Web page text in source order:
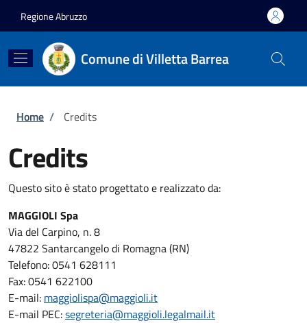
Regione Abruzzo
Comune di Villetta Barrea
Briciole di pane
Home / Credits
Credits
Questo sito è stato progettato e realizzato da:
MAGGIOLI Spa
Via del Carpino, n. 8
47822 Santarcangelo di Romagna (RN)
Telefono: 0541 628111
Fax: 0541 622100
E-mail: maggiolispa@maggioli.it
E-mail PEC:segreteria@maggioli.legalmail.it